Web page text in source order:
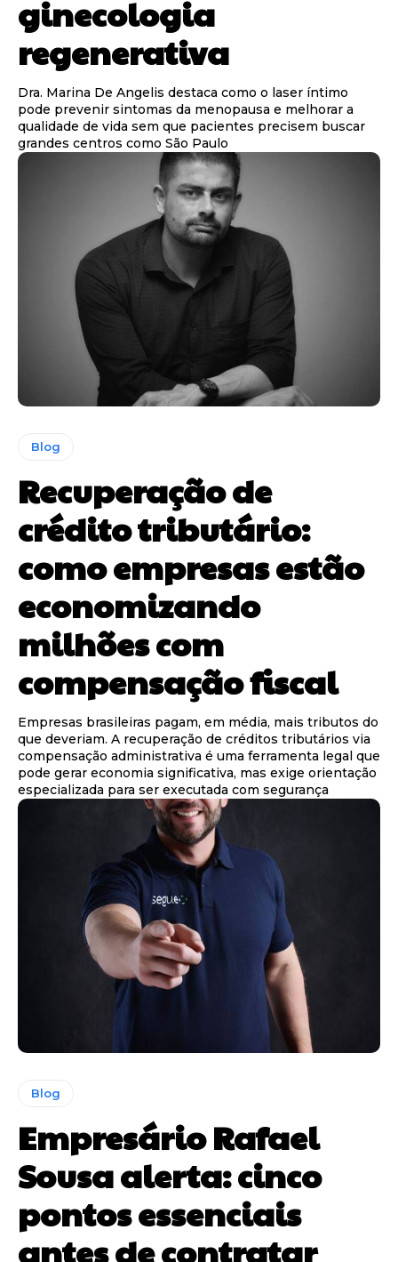
ginecologia
regenerativa
Dra. Marina De Angelis destaca como o laser íntimo
pode prevenir sintomas da menopausa e melhorar a
qualidade de vida sem que pacientes precisem buscar
grandes centros como São Paulo
Blog
Recuperação de
crédito tributário:
como empresas estão
economizando
milhões com
compensação fiscal
Empresas brasileiras pagam, em média, mais tributos do
que deveriam. A recuperação de créditos tributários via
compensação administrativa é uma ferramenta legal que
pode gerar economia significativa, mas exige orientação
especializada para ser executada com segurança
Blog
Empresário Rafael
Sousa alerta: cinco
pontos essenciais
antes de contratar